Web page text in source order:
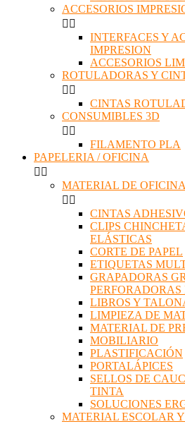
ACCESORIOS
 
INTERFACES Y
IMPRESION
ACCESORIOS
ROTULADORAS Y
 
CINTAS
CONSUMIBLES 3D
 
FILAMENTO PLA
PAPELERIA / OFICINA
 
MATERIAL DE OFICINA
 
CINTAS
CLIPS
ELÁSTICAS
CORTE DE PAPEL
ETIQUETAS
GRAPADORAS
PERFORADORAS
LIBROS Y
LIMPIEZA DE
MATERIAL DE
MOBILIARIO
PLASTIFICACIÓN
PORTALÁPICES
SELLOS DE
TINTA
SOLUCIONES
MATERIAL ESCOLAR